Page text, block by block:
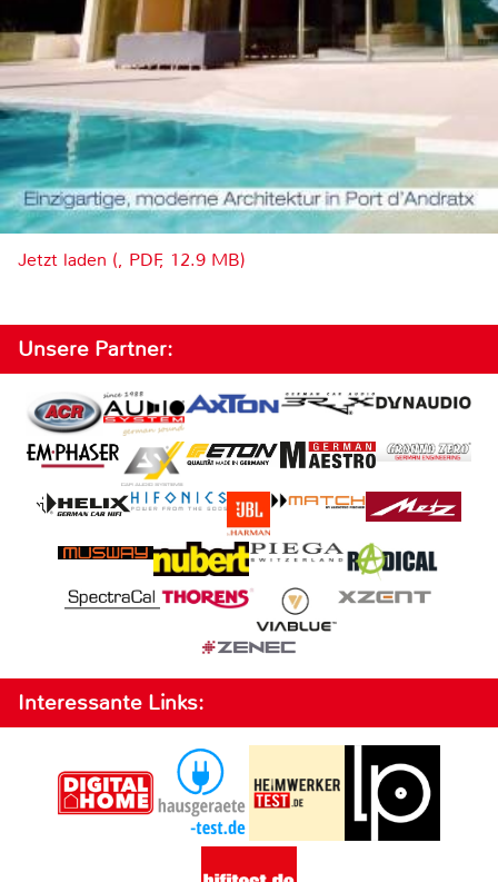
Jetzt laden (, PDF, 12.9 MB)
Unsere Partner:
Interessante Links: